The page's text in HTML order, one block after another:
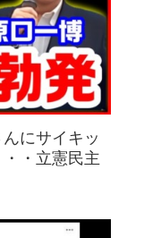
にサイキッ
・立憲民主